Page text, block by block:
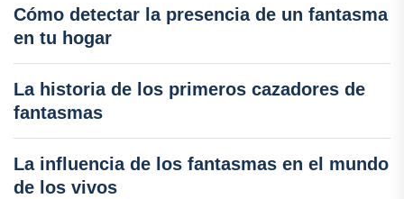
Cómo detectar la presencia de un fantasma
en tu hogar
La historia de los primeros cazadores de
fantasmas
La influencia de los fantasmas en el mundo
de los vivos